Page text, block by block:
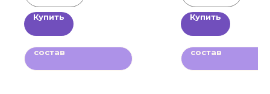
Купить
состав
Купить
состав